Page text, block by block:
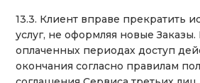
13.3. Клиент вправе прекратить
услуг, не оформляя новые
оплаченных периодах доступ
окончания согласно правилам